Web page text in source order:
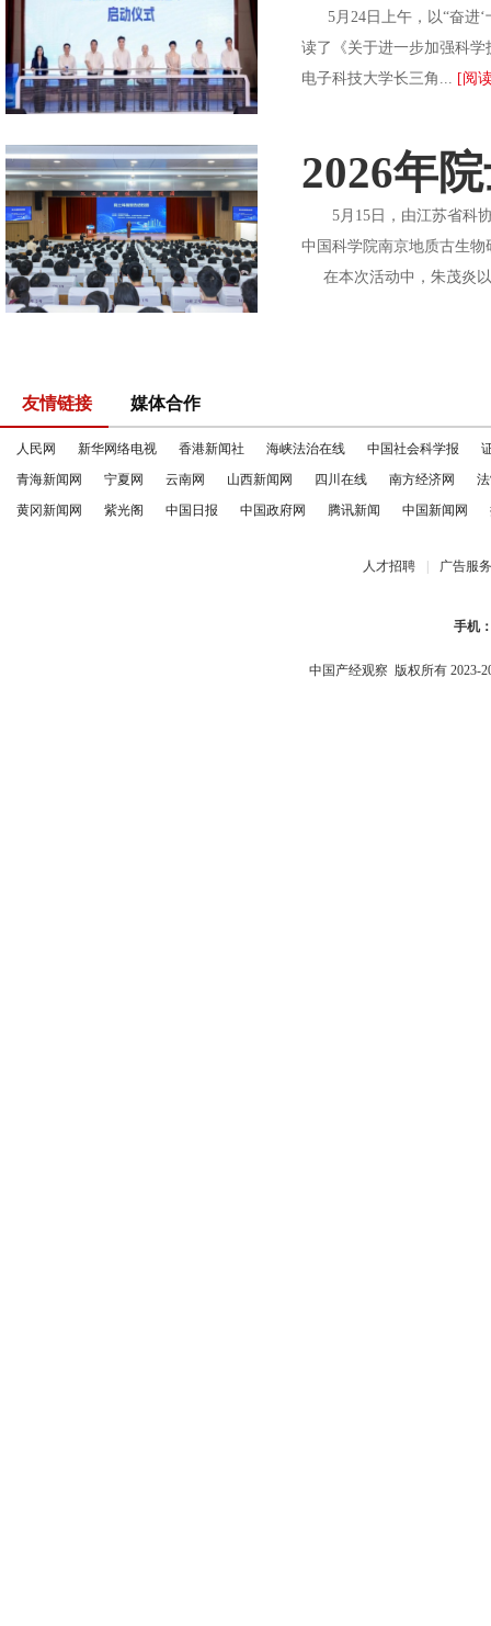
5月24日上午，以“奋进‘
读了《关于进一步加强科
电子科技大学长三角... [阅
2026年
5月15日，由江苏省科协
中国科学院南京地质古生
在本次活动中，朱茂炎以
友情链接 媒体合作
人民网 新华网络电视 香港新闻社 海峡法治在线 中国社会科学报
青海新闻网
宁夏网 云南网 山西新闻网 四川在线 南方经济网
黄冈新闻网
紫光阁 中国日报 中国政府网 腾讯新闻 中国新闻网
人才招聘 广告服务
手机
中国产经观察 版权所有 2023-